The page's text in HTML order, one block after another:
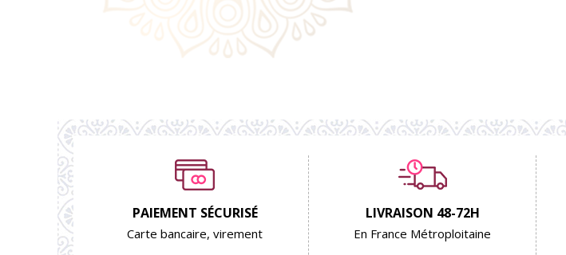
PAIEMENT SÉCURISÉ
Carte bancaire, virement
LIVRAISON 48-72H
En France Métroploitaine